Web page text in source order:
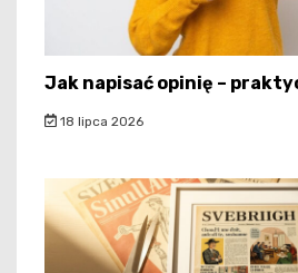
Jak napisać opinię –
18 lipca 2026